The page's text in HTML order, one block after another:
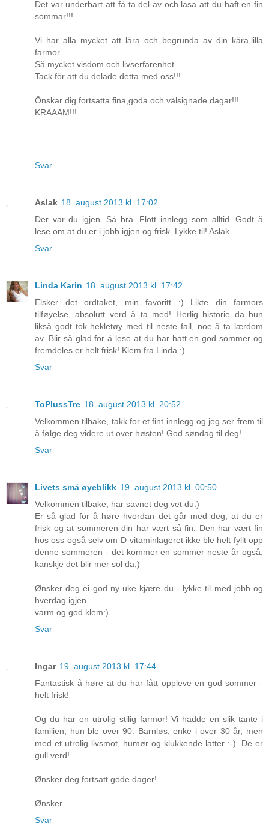
Det var underbart att få ta del av och läsa att du haft en fin
sommar!!!
Vi har alla mycket att lära och begrunda av din kära,lilla
farmor.
Så mycket visdom och livserfarenhet...
Tack för att du delade detta med oss!!!
Önskar dig fortsatta fina,goda och välsignade dagar!!!
KRAAAM!!!
Svar
Aslak 18. august 2013 kl. 17:02
Der var du igjen. Så bra. Flott innlegg som alltid. Godt å
lese om at du er i jobb igjen og frisk. Lykke til! Aslak
Svar
Linda Karin 18. august 2013 kl. 17:42
Elsker det ordtaket, min favoritt :) Likte din farmors
tilføyelse, absolutt verd å ta med! Herlig historie da hun
likså godt tok hekletøy med til neste fall, noe å ta lærdom
av. Blir så glad for å lese at du har hatt en god sommer og
fremdeles er helt frisk! Klem fra Linda :)
Svar
ToPlussTre 18. august 2013 kl. 20:52
Velkommen tilbake, takk for et fint innlegg og jeg ser frem til
å følge deg videre ut over høsten! God søndag til deg!
Svar
Livets små øyeblikk 19. august 2013 kl. 00:50
Velkommen tilbake, har savnet deg vet du:)
Er så glad for å høre hvordan det går med deg, at du er
frisk og at sommeren din har vært så fin. Den har vært fin
hos oss også selv om D-vitaminlageret ikke ble helt fyllt opp
denne sommeren - det kommer en sommer neste år også,
kanskje det blir mer sol da;)
Ønsker deg ei god ny uke kjære du - lykke til med jobb og
hverdag igjen
varm og god klem:)
Svar
Ingar 19. august 2013 kl. 17:44
Fantastisk å høre at du har fått oppleve en god sommer -
helt frisk!
Og du har en utrolig stilig farmor! Vi hadde en slik tante i
familien, hun ble over 90. Barnløs, enke i over 30 år, men
med et utrolig livsmot, humør og klukkende latter :-). De er
gull verd!
Ønsker deg fortsatt gode dager!
Ønsker
Svar